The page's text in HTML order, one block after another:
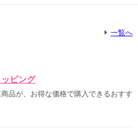
一覧へ
ピング
品が、お得な価格で購入できるおすす